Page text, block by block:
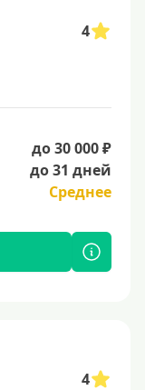
4
до 30 000 ₽
до 31 дней
Среднее
4